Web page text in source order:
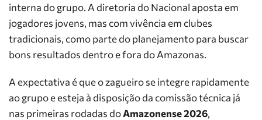
interna do grupo. A diretoria do Nacional aposta em
jogadores jovens, mas com vivência em clubes
tradicionais, como parte do planejamento para buscar
bons resultados dentro e fora do Amazonas.
A expectativa é que o zagueiro se integre rapidamente
ao grupo e esteja à disposição da comissão técnica já
nas primeiras rodadas doAmazonense 2026,